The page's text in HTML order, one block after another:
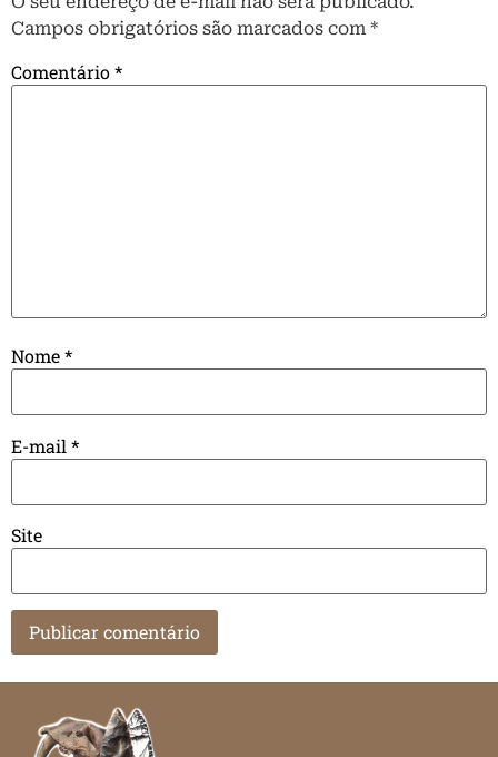
Campos obrigatórios são marcados com *
Comentário*
Nome*
E-mail *
Site